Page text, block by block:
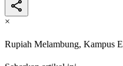
×
Rupiah Melambung, Kampus